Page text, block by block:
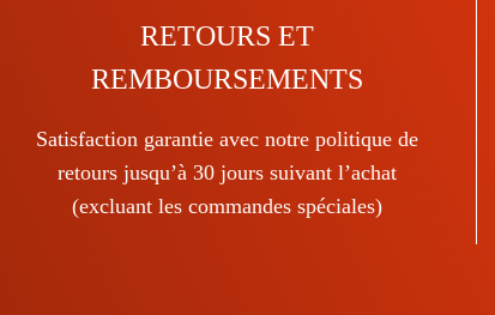
choisies
la
page
produit
RETOURS ET
REMBOURSEMENTS
Satisfaction garantie avec notre politique de
retours jusqu’à 30 jours suivant l’achat
(excluant les commandes spéciales)